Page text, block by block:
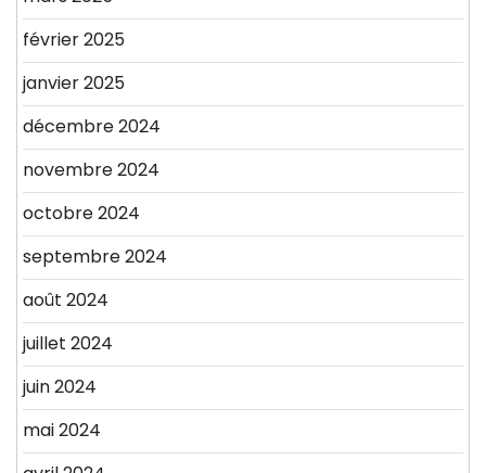
février 2025
janvier 2025
décembre 2024
novembre 2024
octobre 2024
septembre 2024
août 2024
juillet 2024
juin 2024
mai 2024